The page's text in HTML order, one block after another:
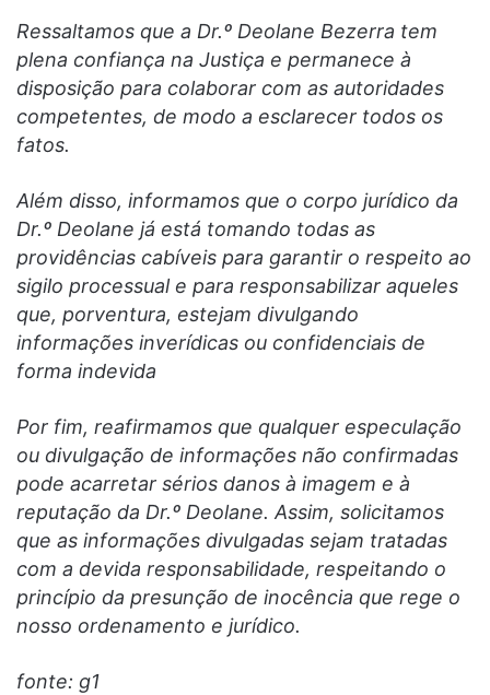
Ressaltamos que a Dr.º Deolane Bezerra tem
plena confiança na Justiça e permanece à
disposição para colaborar com as autoridades
competentes, de modo a esclarecer todos os
fatos.
Além disso, informamos que o corpo jurídico da
Dr.º Deolane já está tomando todas as
providências cabíveis para garantir o respeito ao
sigilo processual e para responsabilizar aqueles
que, porventura, estejam divulgando
informações inverídicas ou confidenciais de
forma indevida
Por fim, reafirmamos que qualquer especulação
ou divulgação de informações não confirmadas
pode acarretar sérios danos à imagem e à
reputação da Dr.º Deolane. Assim, solicitamos
que as informações divulgadas sejam tratadas
com a devida responsabilidade, respeitando o
princípio da presunção de inocência que rege o
nosso ordenamento e jurídico.
fonte: g1